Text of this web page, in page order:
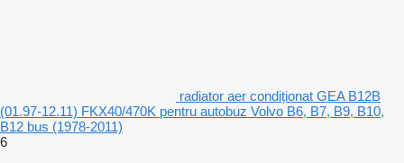
radiator aer condiționat GEA B12B
(01.97-12.11) FKX40/470K pentru autobuz Volvo B6, B7, B9, B10,
B12 bus (1978-2011)
6